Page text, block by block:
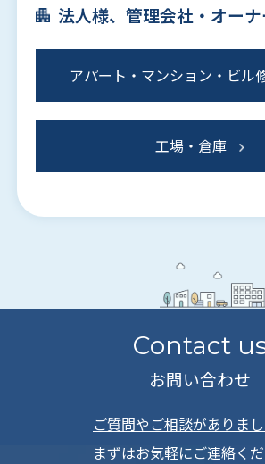
法人様、管理会社・オー
アパート・マンション・ビル
工場・倉庫
Contact
お問い合わせ
ご質問やご相談がありまし
まずはお気軽にご連絡くだ